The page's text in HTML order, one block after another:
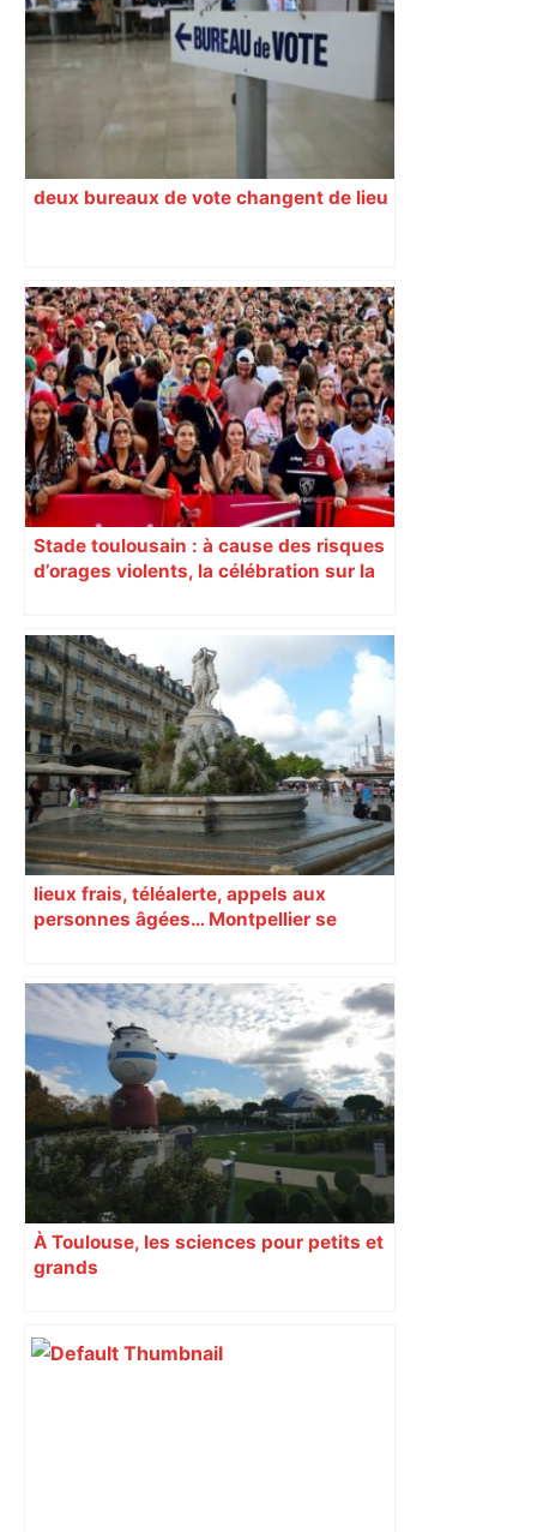
deux bureaux de vote changent de lieu
Stade toulousain : à cause des risques
d’orages violents, la célébration sur la
lieux frais, téléalerte, appels aux
personnes âgées… Montpellier se
À Toulouse, les sciences pour petits et
grands